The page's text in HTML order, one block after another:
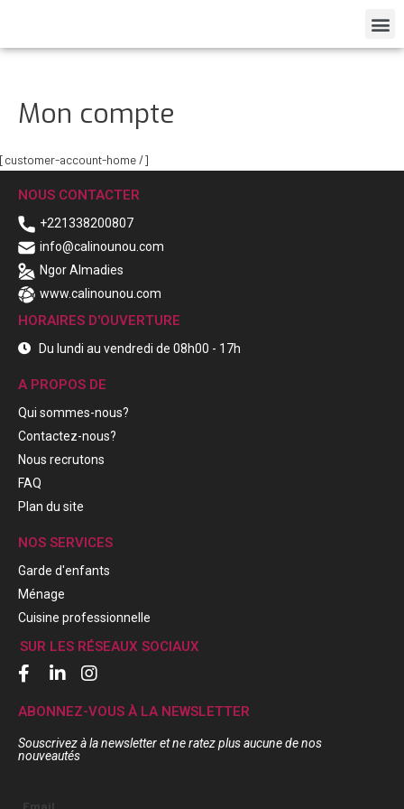
Mon compte
[customer-account-home /]
NOUS CONTACTER
+221338200807
info@calinounou.com
Ngor Almadies
www.calinounou.com
HORAIRES D'OUVERTURE
Du lundi au vendredi de 08h00 - 17h
A PROPOS DE
Qui sommes-nous?
Contactez-nous?
Nous recrutons
FAQ
Plan du site
NOS SERVICES
Garde d'enfants
Ménage
Cuisine professionnelle
SUR LES RÉSEAUX SOCIAUX
ABONNEZ-VOUS À LA NEWSLETTER
Souscrivez à la newsletter et ne ratez plus aucune de nos
nouveautés